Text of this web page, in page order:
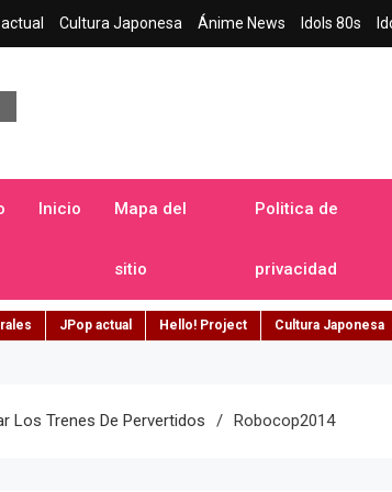
Cultura Japonesa Ánime News Idols 80s
Inicio Mapa del
sitio
Politica de
privacidad
JPop actual Hello! Project Cultura Japonesa
Los Trenes De Pervertidos Robocop2014